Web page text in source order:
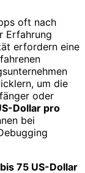
oft nach
Erfahrung
erfordern eine
um die
oder
Dollar pro
bei
75 US-Dollar